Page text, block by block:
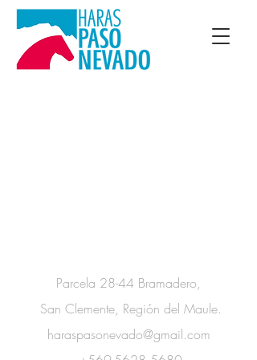
Parcela 28-44 Bramadero,
San Clemente, Región del Maule.
haraspasonevado@gmail.com